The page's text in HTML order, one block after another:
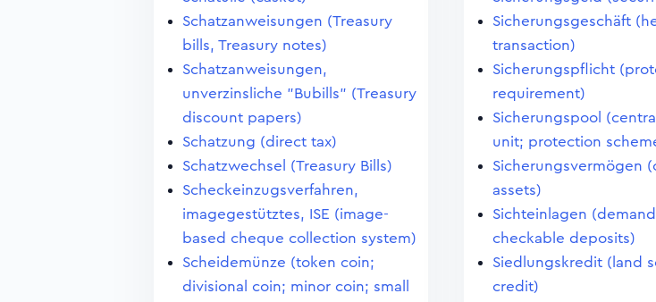
Schatzanweisungen (Treasury
bills, Treasury notes)
Schatzanweisungen,
unverzinsliche "Bubills" (Treasury
discount papers)
Schatzung (direct tax)
Schatzwechsel (Treasury Bills)
Scheckeinzugsverfahren,
imagegestütztes, ISE (image-
based cheque collection system)
Scheidemünze (token coin;
divisional coin; minor coin; small
Sicherungsgeschäft
transaction)
Sicherungspflicht
requirement)
Sicherungspool
unit; protection
Sicherungsvermögen
assets)
Sichteinlagen
checkable deposits)
Siedlungskredit (land
credit)